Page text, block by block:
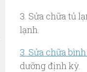
3. Sửa chữa tủ
lạnh.
3. Sửa chữa
dưỡng định kỳ.